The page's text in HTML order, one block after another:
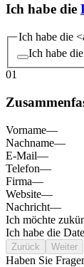
Ich habe die
Ich habe die
Ich habe die
01
Vorname—
Nachname—
E-Mail—
Telefon—
Firma—
Website—
Nachricht—
Ich möchte
Ich habe die
Zurück Weiter
Haben Sie